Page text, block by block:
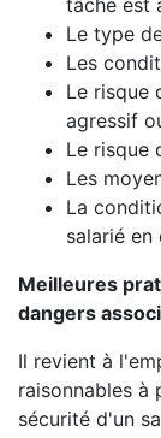
tâche est
Le type
Les
Le risque
agressif
Le risque
Les
La
salarié
Meilleures
dangers
Il revient à
raisonnables à
sécurité d'un